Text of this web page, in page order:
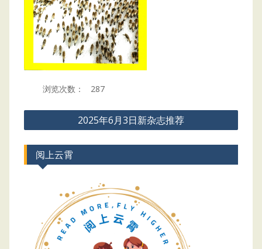
浏览次数： 287
Post
navigation
2025年6月3日新杂志推荐
阅上云霄